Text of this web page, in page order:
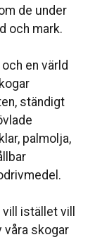
de under
och mark.⁣
en värld
ständigt
palmolja,
istället vill
våra skogar